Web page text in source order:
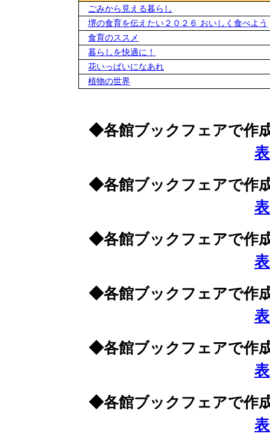
ごみから見える暮らし
堺の食育を伝えたい２０２６ おいしく食べよう
食育のススメ
暮らしを快適に！
花いっぱいになあれ
植物の世界
◆各館ブックフェアで作
◆各館ブックフェアで作
◆各館ブックフェアで作
◆各館ブックフェアで作
◆各館ブックフェアで作
◆各館ブックフェアで作